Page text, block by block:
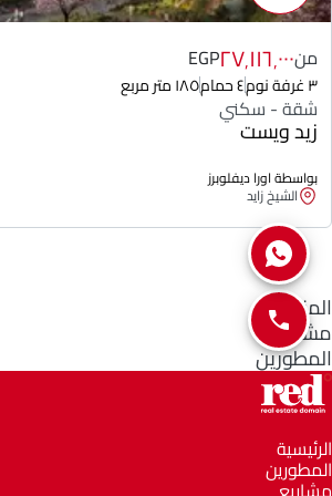
من٢٧٬١١٦٬٠٠٠EGP
٣ غرفة نوم ٤ حمام ١٨٥ متر مربع
شقة - سكني
زيد ويست
بواسطة اورا ديفلوبرز
الشيخ زايد
المناطق
مشاريع
المطورين
الرئيسية
المطورين